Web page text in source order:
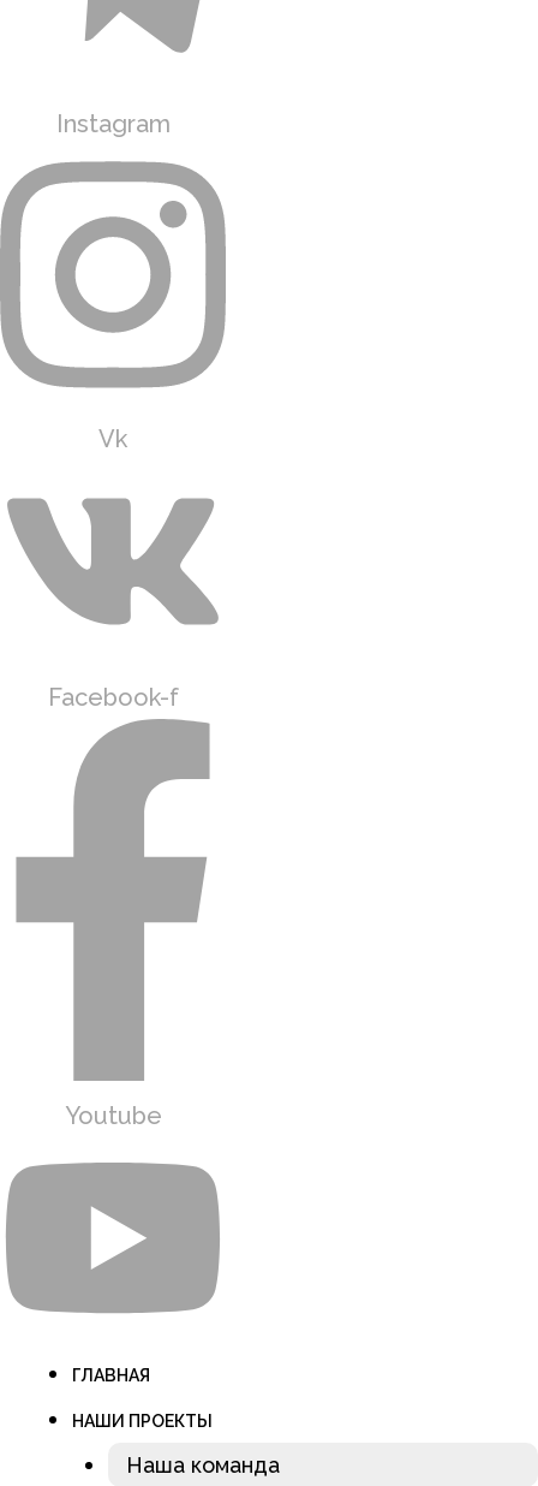
Instagram
Vk
Facebook-f
Youtube
ГЛАВНАЯ
НАШИ ПРОЕКТЫ
Наша команда